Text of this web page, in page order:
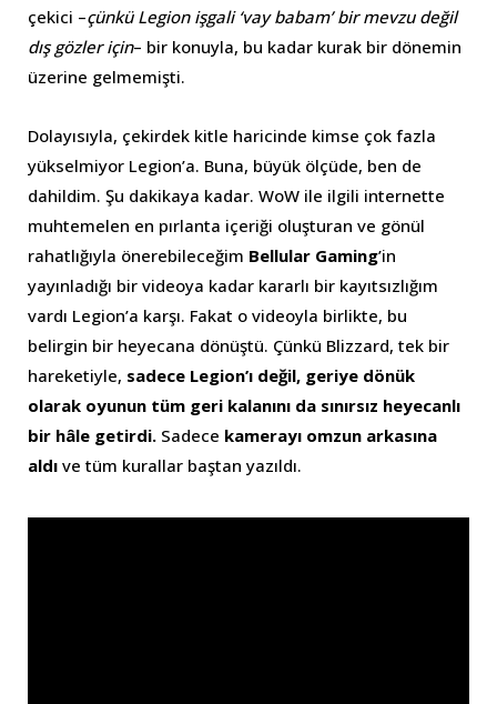
çekici –çünkü Legion işgali ‘vay babam’ bir mevzu değil
dış gözler için– bir konuyla, bu kadar kurak bir dönemin
üzerine gelmemişti.
Dolayısıyla, çekirdek kitle haricinde kimse çok fazla
yükselmiyor Legion’a. Buna, büyük ölçüde, ben de
dahildim. Şu dakikaya kadar. WoW ile ilgili internette
muhtemelen en pırlanta içeriği oluşturan ve gönül
rahatlığıyla önerebileceğim Bellular Gaming’in
yayınladığı bir videoya kadar kararlı bir kayıtsızlığım
vardı Legion’a karşı. Fakat o videoyla birlikte, bu
belirgin bir heyecana dönüştü. Çünkü Blizzard, tek bir
hareketiyle, sadece Legion’ı değil, geriye dönük
olarak oyunun tüm geri kalanını da sınırsız heyecanlı
bir hâle getirdi. Sadece kamerayı omzun arkasına
aldı ve tüm kurallar baştan yazıldı.